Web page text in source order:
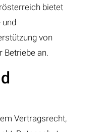
bietet
von
Betriebe an.
Vertragsrecht,